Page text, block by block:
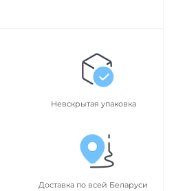
Невскрытая упаковка
Доставка по всей Беларуси